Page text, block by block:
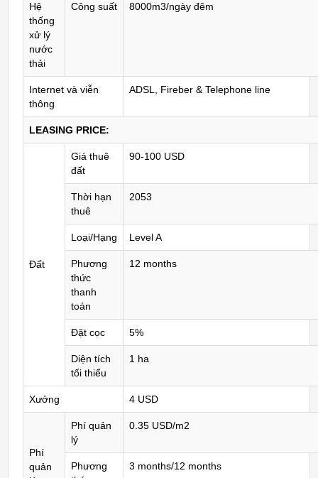
Hệ
thống
xử lý
nước
thải
Công suất 8000m3/ngày đêm
Internet và viễn
thông
ADSL, Fireber & Telephone line
LEASING PRICE:
Đất
Giá thuê
đất
90-100 USD
Thời hạn
thuê
2053
Loại/Hạng Level A
Phương
thức
thanh
toán
12 months
Đặt cọc 5%
Diện tích
tối thiểu
1 ha
Xưởng 4 USD
Phí
quản
Phí quản
lý
0.35 USD/m2
Phương
3 months/12 months